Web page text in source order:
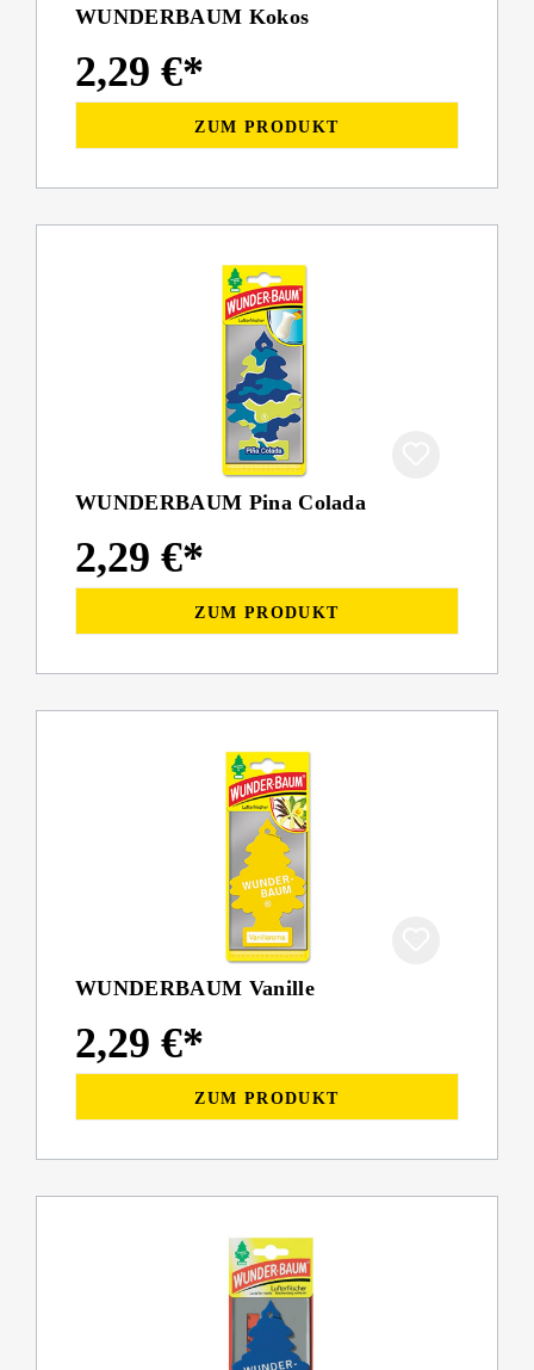
WUNDERBAUM Kokos
2,29 €*
ZUM PRODUKT
WUNDERBAUM Pina Colada
2,29 €*
ZUM PRODUKT
WUNDERBAUM Vanille
2,29 €*
ZUM PRODUKT